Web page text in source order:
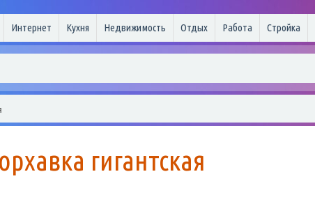
Интернет Кухня Недвижимость Отдых Работа Стройка
гигантская